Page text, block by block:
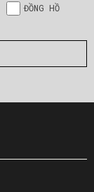
ĐỒNG HỒ